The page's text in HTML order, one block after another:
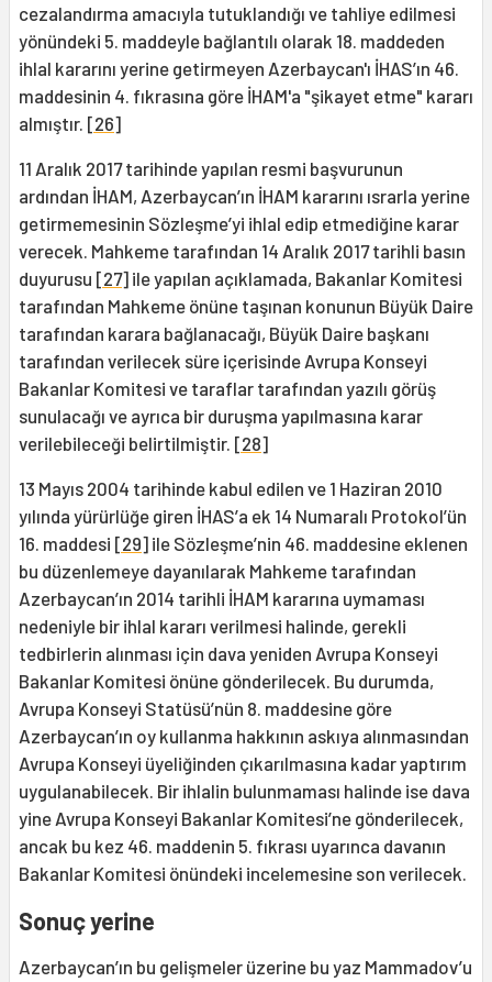
cezalandırma amacıyla tutuklandığı ve tahliye edilmesi
yönündeki 5. maddeyle bağlantılı olarak 18. maddeden
ihlal kararını yerine getirmeyen Azerbaycan'ı İHAS’ın 46.
maddesinin 4. fıkrasına göre İHAM'a "şikayet etme" kararı
almıştır. [26]
11 Aralık 2017 tarihinde yapılan resmi başvurunun
ardından İHAM, Azerbaycan’ın İHAM kararını ısrarla yerine
getirmemesinin Sözleşme’yi ihlal edip etmediğine karar
verecek. Mahkeme tarafından 14 Aralık 2017 tarihli basın
duyurusu [27] ile yapılan açıklamada, Bakanlar Komitesi
tarafından Mahkeme önüne taşınan konunun Büyük Daire
tarafından karara bağlanacağı, Büyük Daire başkanı
tarafından verilecek süre içerisinde Avrupa Konseyi
Bakanlar Komitesi ve taraflar tarafından yazılı görüş
sunulacağı ve ayrıca bir duruşma yapılmasına karar
verilebileceği belirtilmiştir. [28]
13 Mayıs 2004 tarihinde kabul edilen ve 1 Haziran 2010
yılında yürürlüğe giren İHAS’a ek 14 Numaralı Protokol’ün
16. maddesi [29] ile Sözleşme’nin 46. maddesine eklenen
bu düzenlemeye dayanılarak Mahkeme tarafından
Azerbaycan’ın 2014 tarihli İHAM kararına uymaması
nedeniyle bir ihlal kararı verilmesi halinde, gerekli
tedbirlerin alınması için dava yeniden Avrupa Konseyi
Bakanlar Komitesi önüne gönderilecek. Bu durumda,
Avrupa Konseyi Statüsü’nün 8. maddesine göre
Azerbaycan’ın oy kullanma hakkının askıya alınmasından
Avrupa Konseyi üyeliğinden çıkarılmasına kadar yaptırım
uygulanabilecek. Bir ihlalin bulunmaması halinde ise dava
yine Avrupa Konseyi Bakanlar Komitesi’ne gönderilecek,
ancak bu kez 46. maddenin 5. fıkrası uyarınca davanın
Bakanlar Komitesi önündeki incelemesine son verilecek.
Sonuç yerine
Azerbaycan’ın bu gelişmeler üzerine bu yaz Mammadov’u